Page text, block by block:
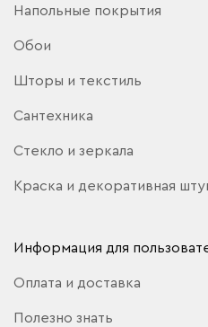
Напольные покрытия
Обои
Шторы и текстиль
Сантехника
Стекло и зеркала
Краска и декоративная
Информация для
Оплата и доставка
Полезно знать